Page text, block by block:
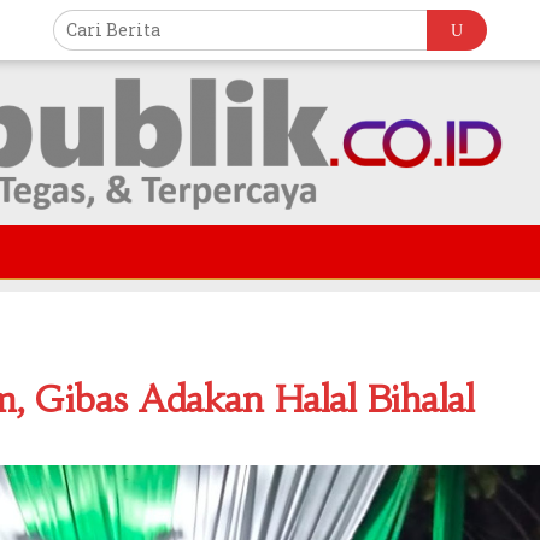
Gibas Adakan Halal Bihalal